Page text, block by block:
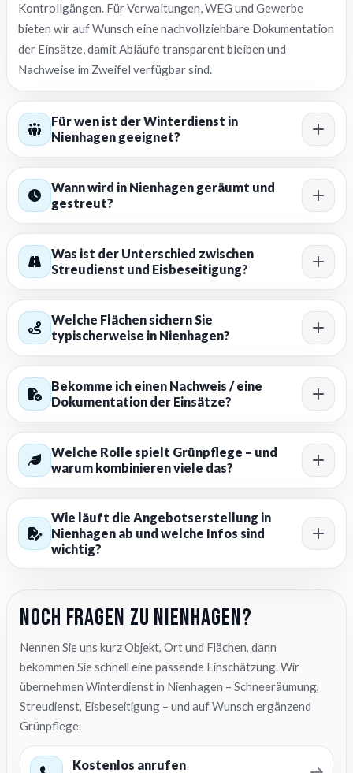
Kontrollgängen. Für Verwaltungen, WEG und Gewerbe
bieten wir auf Wunsch eine nachvollziehbare Dokumentation
der Einsätze, damit Abläufe transparent bleiben und
Nachweise im Zweifel verfügbar sind.
Für wen ist der Winterdienst in
Nienhagen geeignet?
Wann wird in Nienhagen geräumt und
gestreut?
Was ist der Unterschied zwischen
Streudienst und Eisbeseitigung?
Welche Flächen sichern Sie
typischerweise in Nienhagen?
Bekomme ich einen Nachweis / eine
Dokumentation der Einsätze?
Welche Rolle spielt Grünpflege – und
warum kombinieren viele das?
Wie läuft die Angebotserstellung in
Nienhagen ab und welche Infos sind
wichtig?
Noch Fragen zu Nienhagen?
Nennen Sie uns kurz Objekt, Ort und Flächen, dann
bekommen Sie schnell eine passende Einschätzung. Wir
übernehmen Winterdienst in Nienhagen – Schneeräumung,
Streudienst, Eisbeseitigung – und auf Wunsch ergänzend
Grünpflege.
Kostenlos anrufen